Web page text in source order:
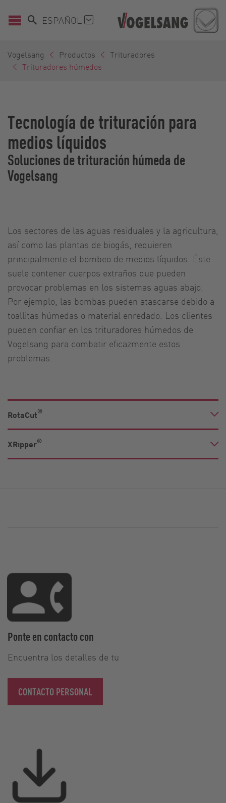
ESPAÑOL
Vogelsang Productos
Trituradores
Trituradores húmedos
Tecnología de trituración para
medios líquidos
Soluciones de trituración húmeda de
Vogelsang
Los sectores de las aguas residuales y la agricultura,
así como las plantas de biogás, requieren
principalmente el bombeo de medios líquidos. Éste
suele contener cuerpos extraños que pueden
provocar problemas en los sistemas aguas abajo.
Por ejemplo, las bombas pueden atascarse debido a
toallitas húmedas o material enredado. Los clientes
pueden confiar en los trituradores húmedos de
Vogelsang para combatir eficazmente estos
problemas.
RotaCut®
XRipper®
Ponte en contacto con
Encuentra los detalles de tu
CONTACTO PERSONAL